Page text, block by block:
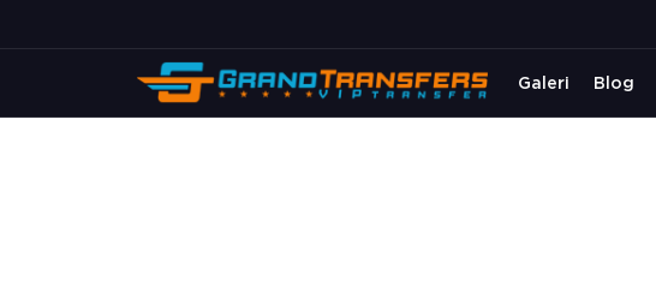
Galeri Blog